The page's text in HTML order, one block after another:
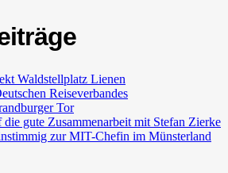
Waldstellplatz Lienen
Reiseverbandes
Tor
gute Zusammenarbeit mit Stefan Zierke
zur MIT-Chefin im Münsterland